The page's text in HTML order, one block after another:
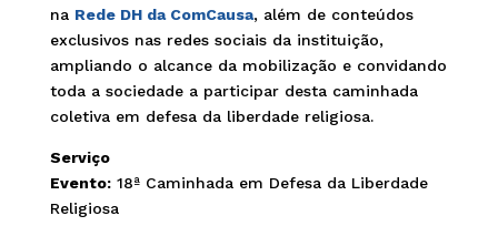
na Rede DH da ComCausa, além de conteúdos
exclusivos nas redes sociais da instituição,
ampliando o alcance da mobilização e convidando
toda a sociedade a participar desta caminhada
coletiva em defesa da liberdade religiosa.
Serviço
Evento:18ª Caminhada em Defesa da Liberdade
Religiosa